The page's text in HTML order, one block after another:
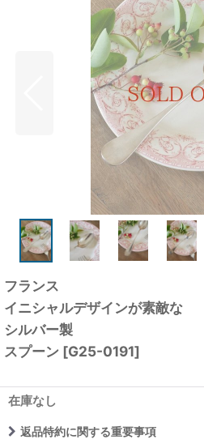
フランス
イニシャルデザインが素敵な
シルバー製
スプーン [G25-0191]
在庫なし
返品特約に関する重要事項